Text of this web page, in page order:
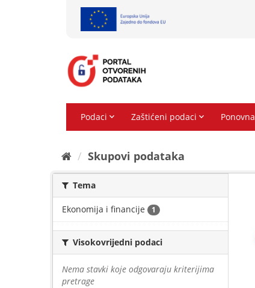
Skupovi podаtаkа
Tema
Ekonomija i financije 1
Visokovrijedni podaci
Nema stavki koje odgovaraju kriterijima
pretrage